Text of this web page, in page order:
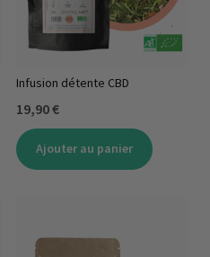
Infusion détente CBD
19,90 €
Ajouter au panier